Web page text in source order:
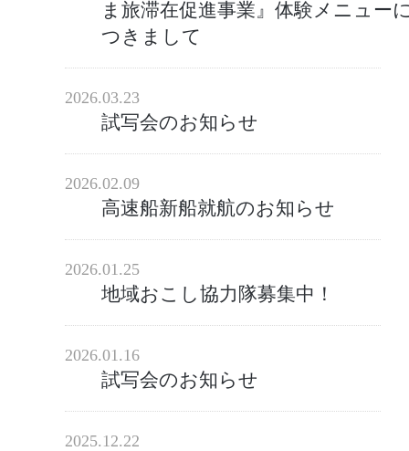
ま旅滞在促進事業』体験メニュー
つきまして
2026.03.23
試写会のお知らせ
2026.02.09
高速船新船就航のお知らせ
2026.01.25
地域おこし協力隊募集中！
2026.01.16
試写会のお知らせ
2025.12.22